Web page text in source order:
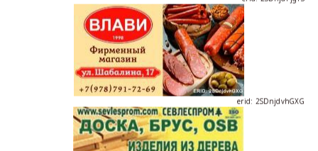
erid: 2SDnjdvhGXG